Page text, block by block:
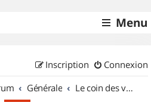
Menu
Connexion
Inscription
Générale Le coin des vidéastes